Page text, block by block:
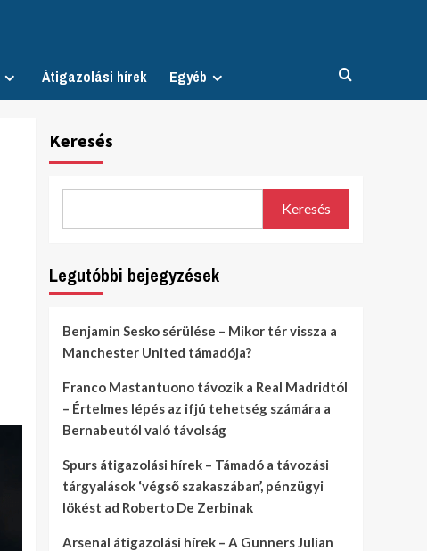
Átigazolási hírek Egyéb
Keresés
Keresés
Legutóbbi bejegyzések
Benjamin Sesko sérülése – Mikor tér vissza a
Manchester United támadója?
Franco Mastantuono távozik a Real Madridtól
– Értelmes lépés az ifjú tehetség számára a
Bernabeutól való távolság
Spurs átigazolási hírek – Támadó a távozási
tárgyalások ‘végső szakaszában’, pénzügyi
lökést ad Roberto De Zerbinak
Arsenal átigazolási hírek – A Gunners Julian